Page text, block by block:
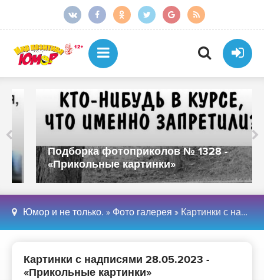
Подборка фотоприколов № 1328 -
«Прикольные картинки»
Юмор и не только. » Фото галерея » Картинки с надписями 28.05.2023 - «Прикольные картинки»
Картинки с надписями 28.05.2023 -
«Прикольные картинки»